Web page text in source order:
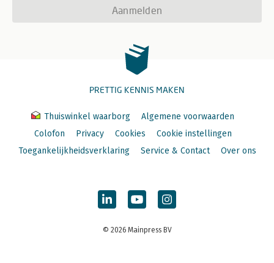
Aanmelden
PRETTIG KENNIS MAKEN
Thuiswinkel waarborg
Algemene voorwaarden
Colofon
Privacy Cookies
Cookie instellingen
Toegankelijkheidsverklaring
Service & Contact Over ons
© 2026 Mainpress BV